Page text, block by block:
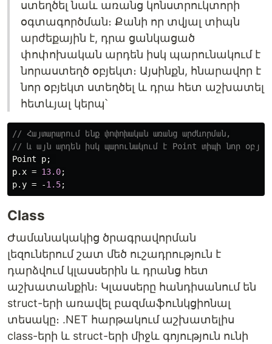
ստեղծել նաև առանց կոնստրուկտորի
օգտագործման։ Քանի որ տվյալ տիպն
արժեքային է, դրա ցանկացած
փոփոխական արդեն իսկ պարունակում է
նորաստեղծ օբյեկտ։ Այսինքն, հնարավոր է
նոր օբյեկտ ստեղծել և դրա հետ աշխատել
հետևյալ կերպ՝
// Հայտարարում ենք փոփոխական առանց արժևորման,
// և այն արդեն իսկ պարունակում է Point տիպի նոր
Point
p;
p. x = 13.0;
p.y = -1.5;
Class
Ժամանակակից ծրագրավորման
լեզուներում շատ մեծ ուշադրություն է
դարձվում կլասսերին և դրանց հետ
աշխատանքին։ Կլասսերը հանդիսանում են
struct-երի առավել բազմաֆունկցիոնալ
տեսակը։ .NET հարթակում աշխատելիս
class-երի և struct-երի միջև գոյություն ունի